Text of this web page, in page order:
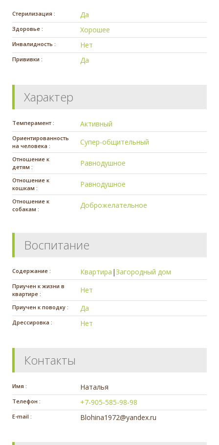
Стерилизация : Да
Здоровье : Хорошее
Инвалидность : Нет
Прививки : Да
Характер
Темперамент : Активный
Ориентированность
на человека :
Супер-общительный
Отношение к
детям :
Равнодушное
Отношение к
кошкам :
Равнодушное
Отношение к
собакам :
Доброжелательное
Воспитание
Содержание : Квартира |Загородный дом
Приучен к жизни в
квартире :
Нет
Приучен к поводку : Да
Дрессировка : Нет
Контакты
Имя : Наталья
Телефон : +7-905-585-98-98
E-mail : Blohina1972@yandex.ru